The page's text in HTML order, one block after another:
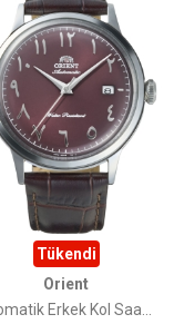
Tükendi
Orient